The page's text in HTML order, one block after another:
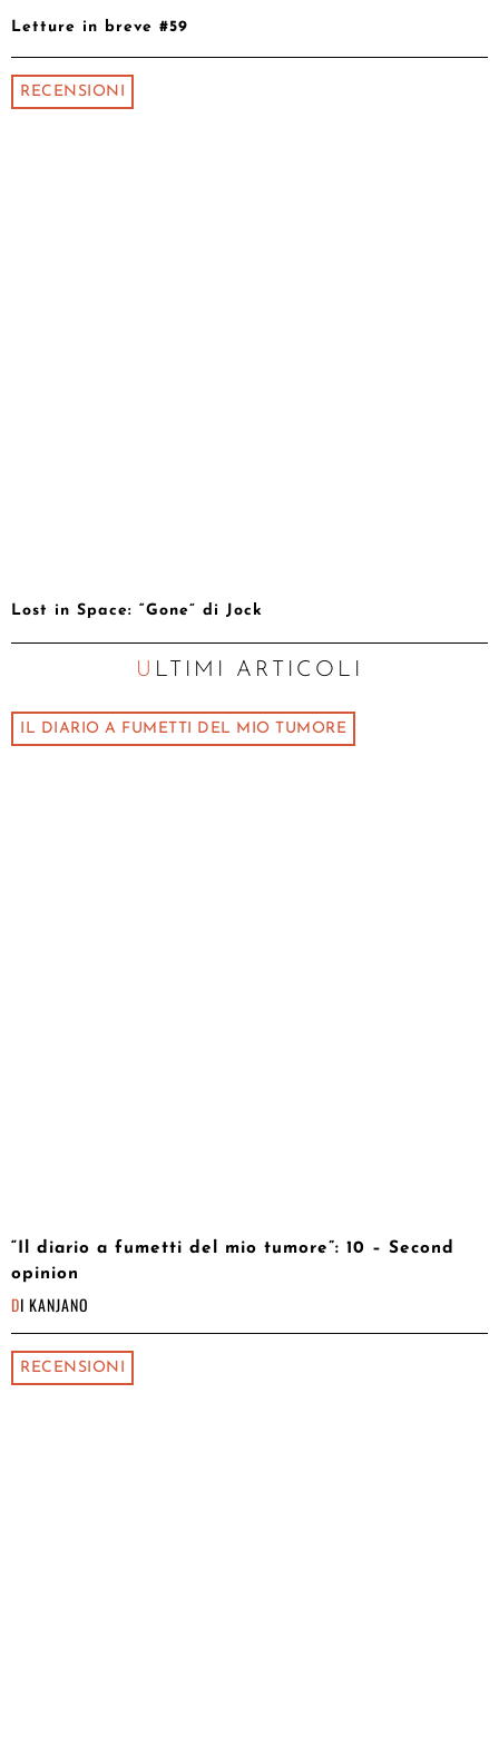
Letture in breve #59
RECENSIONI
Lost in Space: “Gone” di Jock
ULTIMI ARTICOLI
IL DIARIO A FUMETTI DEL MIO TUMORE
“Il diario a fumetti del mio tumore”: 10 – Second
opinion
DI KANJANO
RECENSIONI